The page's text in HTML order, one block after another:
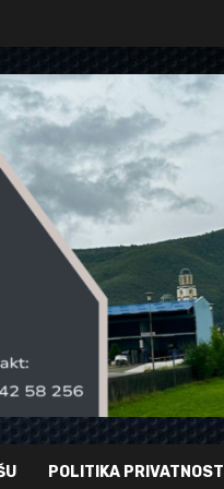
POLITIKA PRIVATNOSTI